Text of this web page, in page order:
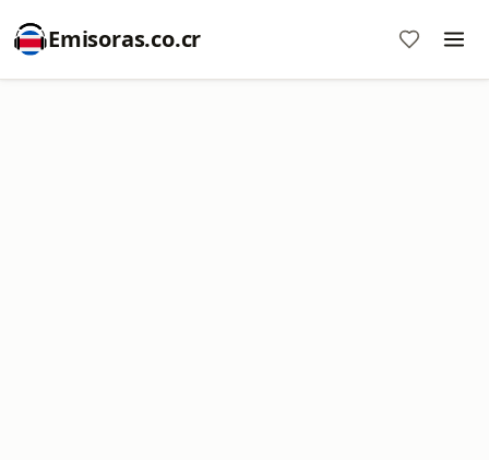
Emisoras.co.cr